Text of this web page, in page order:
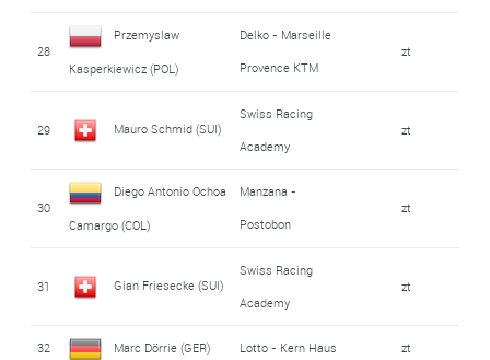
28
Przemyslaw
Kasperkiewicz (POL)
Delko - Marseille
Provence KTM
zt
29 Mauro Schmid (SUI)
Swiss Racing
Academy
zt
30
Diego Antonio Ochoa
Camargo (COL)
Manzana -
Postobon
zt
31 Gian Friesecke (SUI)
Swiss Racing
Academy
zt
32 Marc Dörrie (GER) Lotto - Kern Haus zt